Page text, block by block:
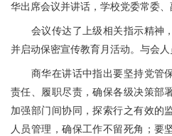
华出席会议并讲话，学校党委常委、
会议传达了上级相关指示精神
并启动保密宣传教育月活动。与会人
商华在讲话中指出要坚持党管
责任、履职尽责，确保各级决策部
加强部门间协同，探索行之有效的
人员管理，确保工作不留死角；要